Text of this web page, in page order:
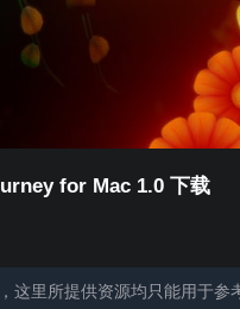
for Mac 1.0 下载
这里所提供资源均只能用于